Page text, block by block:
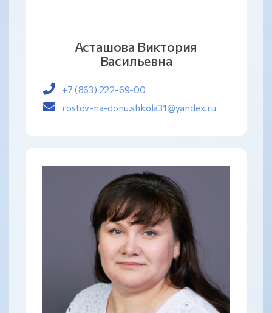
Асташова Виктория
Васильевна
+7 (863) 222-69-00
rostov-na-donu.shkola31@yandex.ru